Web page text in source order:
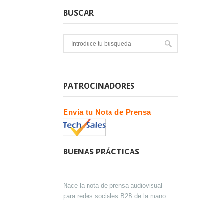
BUSCAR
PATROCINADORES
Envía tu Nota de Prensa
BUENAS PRÁCTICAS
Nace la nota de prensa audiovisual
para redes sociales B2B de la mano de